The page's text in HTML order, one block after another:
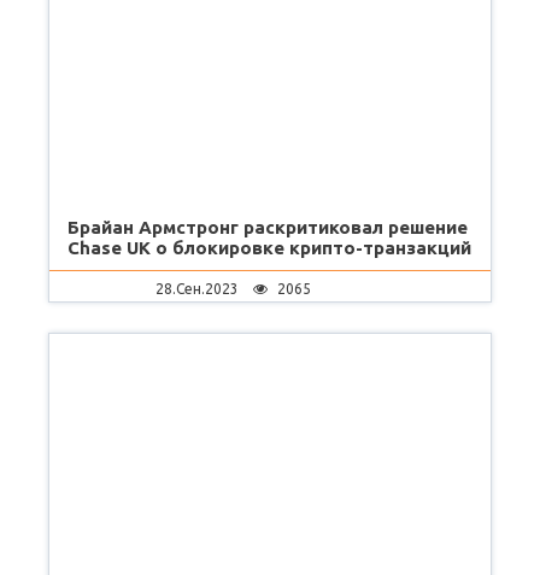
Брайан Армстронг раскритиковал решение
Chase UK о блокировке крипто-транзакций
28.Сен.2023 2065